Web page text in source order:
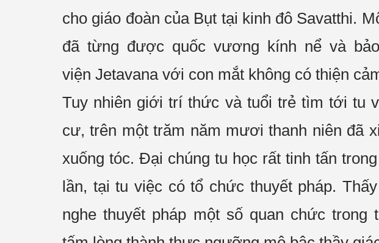
cho giáo đoàn của Bụt tại kinh đô Savatthi.
đã từng được quốc vương kính nể và
viện Jetavana với con mắt không có thiện
Tuy nhiên giớitrí thức và tuổi trẻtìm tớitu
cư, trên một trăm năm mươi thanh niên đã
xuống tóc. Đại chúng tu học rất tinh tấn
lần, tại tu việc có tổ chức thuyết pháp. Thấy
nghethuyết pháp một số quan chức